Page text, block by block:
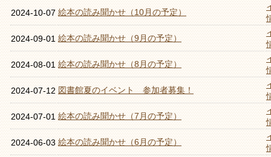
2024-10-07 絵本の読み聞かせ（10月の予定）
2024-09-01 絵本の読み聞かせ（9月の予定）
2024-08-01 絵本の読み聞かせ（8月の予定）
2024-07-12 図書館夏のイベント 参加者募集！
2024-07-01 絵本の読み聞かせ（7月の予定）
2024-06-03 絵本の読み聞かせ（6月の予定）